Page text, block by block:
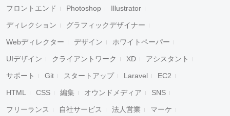
フロントエンド Photoshop Illustrator
ディレクション グラフィックデザイナー
Webディレクター デザイン ホワイトペーパー
UIデザイン クライアントワーク XD アシスタント
サポート Git スタートアップ Laravel EC2
HTML CSS 編集 オウンドメディア SNS
フリーランス 自社サービス 法人営業 マーケ